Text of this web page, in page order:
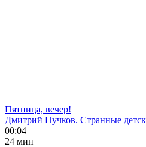
Пятница, вечер!
Дмитрий Пучков. Странные
00:04
24 мин